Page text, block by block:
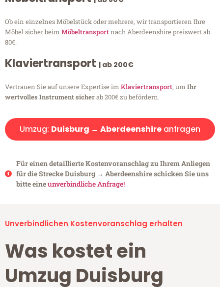
Ob ein einzelnes Möbelstück oder mehrere, wir transportieren Ihre
Möbel sicher beim Möbeltransportnach Aberdeenshire preiswert ab
80€.
Klaviertransport | ab 200€
Vertrauen Sie auf unsere Expertise im Klaviertransport, um Ihr
wertvolles Instrument sicherab 200€ zu befördern.
Umzug: Duisburg → Aberdeenshire anfragen
Für einen detaillierte Kostenvoranschlag zu Ihrem Anliegen
für die Strecke Duisburg → Aberdeenshire schicken Sie uns
bitte eineunverbindliche Anfrage!
Unverbindlichen Kostenvoranschlag erhalten
Was kostet ein
Umzug Duisburg